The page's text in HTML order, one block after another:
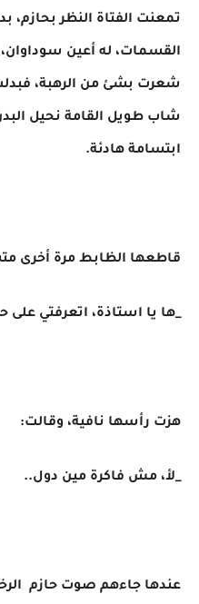
تمعنت الفتاة النظر بحازم،
القسمات، له أعين
شعرت بشئ من الرهبة،
شاب طويل القامة نحيل
ابتسامة هادئة.
قاطعها الظابط مرة أخرى
_ها يا استاذة، اتعرفتي على
هزت رأسها نافية، وقالت:
_لأ، مش فاكرة مين دول..
عندها جاءهم صوت حازم